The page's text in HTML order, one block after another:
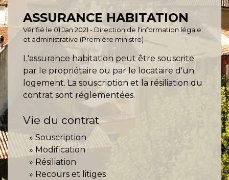
ASSURANCE HABITATION
Vérifié le 01 Jan 2021 - Direction de l'information légale
et administrative (Première ministre)
L'assurance habitation peut être souscrite
par le propriétaire ou par le locataire d'un
logement. La souscription et la résiliation du
contrat sont réglementées.
Vie du contrat
Souscription
Modification
Résiliation
Recours et litiges